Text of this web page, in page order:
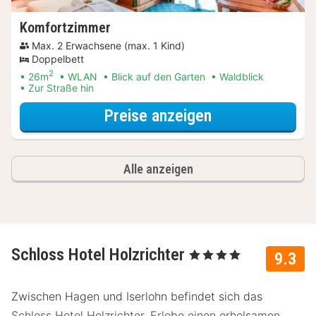
Komfortzimmer
Max. 2 Erwachsene (max. 1 Kind)
Doppelbett
26m2 WLAN Blick auf den Garten
Waldblick
Zur Straße hin
Preise anzeigen
Alle anzeigen
9.3
Schloss Hotel Holzrichter , 4 Sterne
Zwischen Hagen und Iserlohn befindet sich das